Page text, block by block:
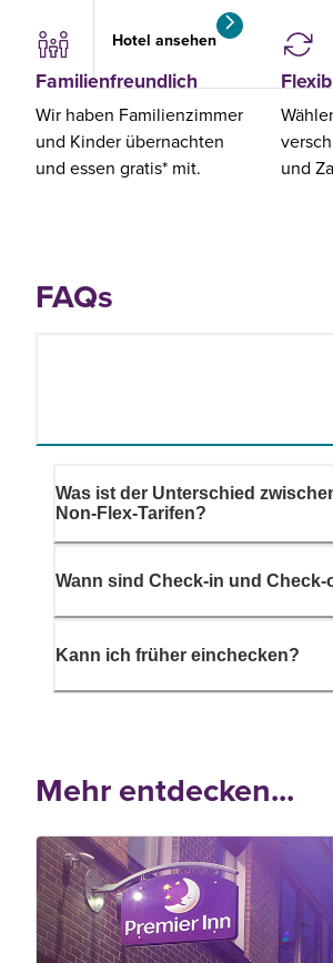
Hotel ansehen
Familienfreundlich
Wir haben Familienzimmer
und Kinder übernachten
und essen gratis* mit.
und
FAQs
Was ist der Unterschied
Non-Flex-Tarifen?
Wann sind Check-in und Check-
Kann ich früher einchecken?
Mehr entdecken...